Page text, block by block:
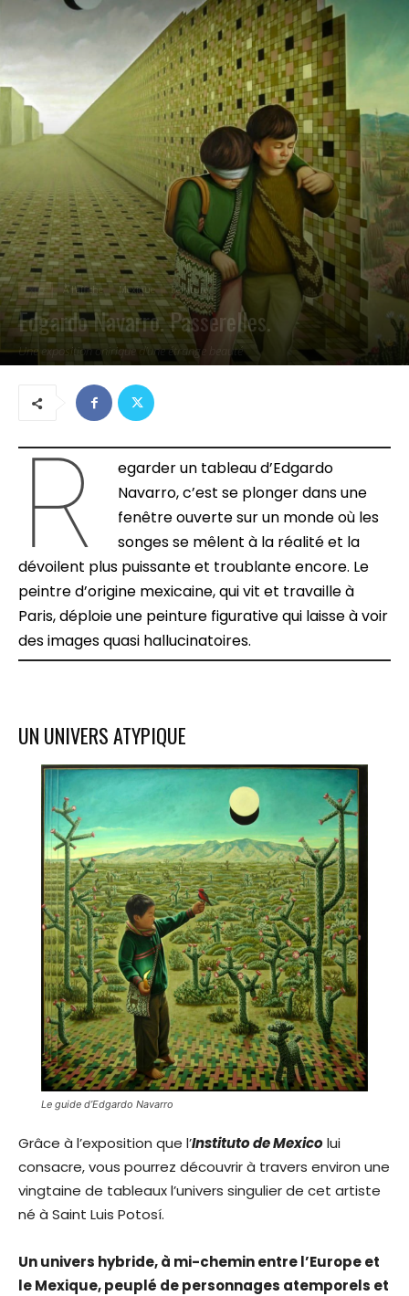
Expos À l'affiche Mexique Peinture
Edgardo Navarro. Passerelles.
Une exposition onirique d'une étrange beauté
R
egarder un tableau d’Edgardo
Navarro, c’est se plonger dans une
fenêtre ouverte sur un monde où les
songes se mêlent à la réalité et la
dévoilent plus puissante et troublante encore. Le
peintre d’origine mexicaine, qui vit et travaille à
Paris, déploie une peinture figurative qui laisse à voir
des images quasi hallucinatoires.
UN UNIVERS ATYPIQUE
Le guide d’Edgardo Navarro
Grâce à l’exposition que l’Instituto de Mexicolui
consacre, vous pourrez découvrir à travers environ une
vingtaine de tableaux l’univers singulier de cet artiste
né à Saint Luis Potosí.
Un univers hybride, à mi-chemin entre l’Europe et
le Mexique, peuplé de personnages atemporels et